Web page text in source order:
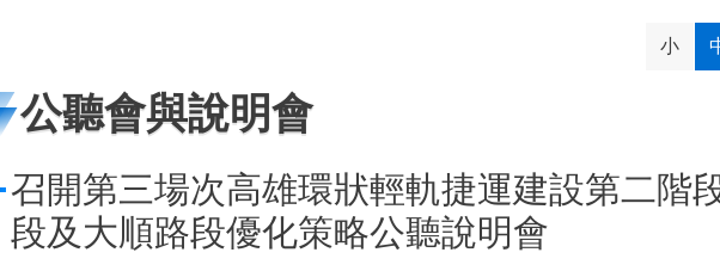
小
公聽會與說明會
召開第三場次高雄環狀輕軌捷運建設第二階
段及大順路段優化策略公聽說明會